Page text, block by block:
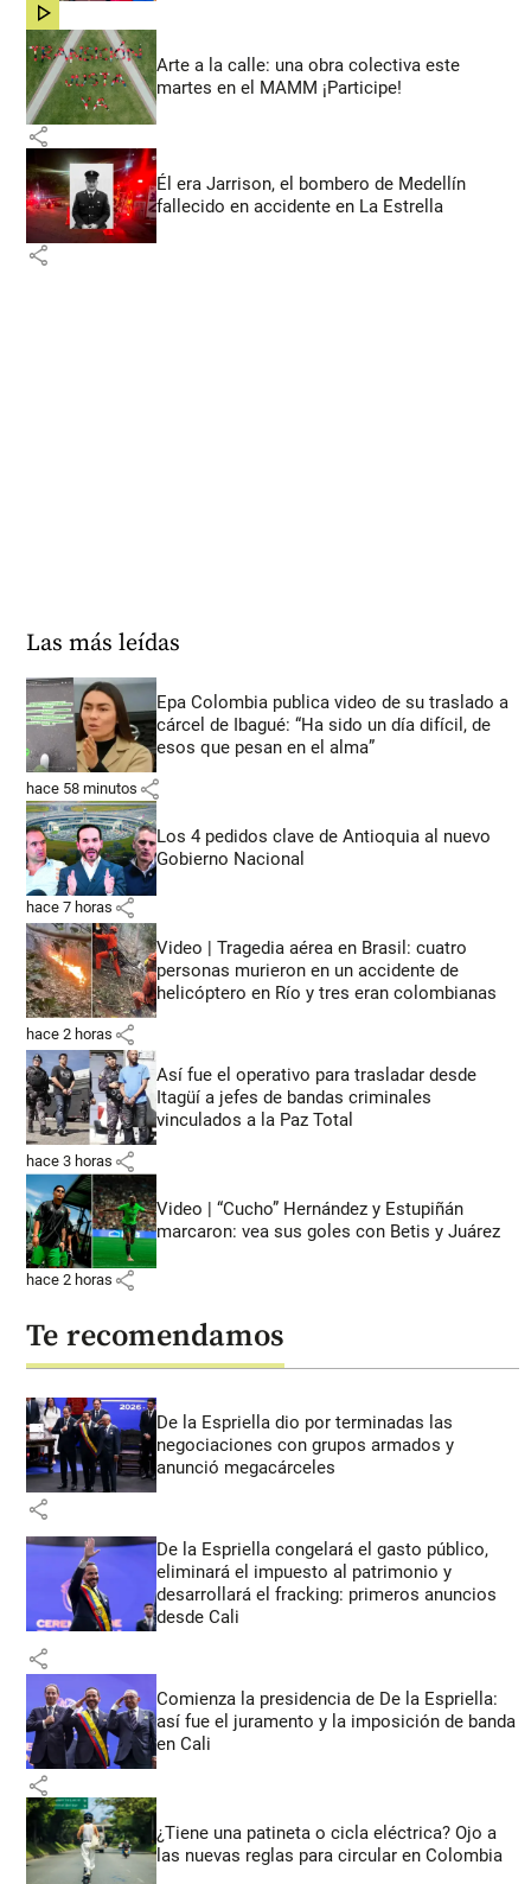
share
Arte a la calle: una obra colectiva este
martes en el MAMM ¡Participe!
share
Él era Jarrison, el bombero de Medellín
fallecido en accidente en La Estrella
share
Las más leídas
Epa Colombia publica video de su traslado a
cárcel de Ibagué: “Ha sido un día difícil, de
esos que pesan en el alma”
hace 58 minutos share
Los 4 pedidos clave de Antioquia al nuevo
Gobierno Nacional
hace 7 horas share
Video | Tragedia aérea en Brasil: cuatro
personas murieron en un accidente de
helicóptero en Río y tres eran colombianas
hace 2 horas share
Así fue el operativo para trasladar desde
Itagüí a jefes de bandas criminales
vinculados a la Paz Total
hace 3 horas share
Video | “Cucho” Hernández y Estupiñán
marcaron: vea sus goles con Betis y Juárez
hace 2 horas share
Te recomendamos
De la Espriella dio por terminadas las
negociaciones con grupos armados y
anunció megacárceles
share
De la Espriella congelará el gasto público,
eliminará el impuesto al patrimonio y
desarrollará el fracking: primeros anuncios
desde Cali
share
Comienza la presidencia de De la Espriella:
así fue el juramento y la imposición de banda
en Cali
share
¿Tiene una patineta o cicla eléctrica? Ojo a
las nuevas reglas para circular en Colombia